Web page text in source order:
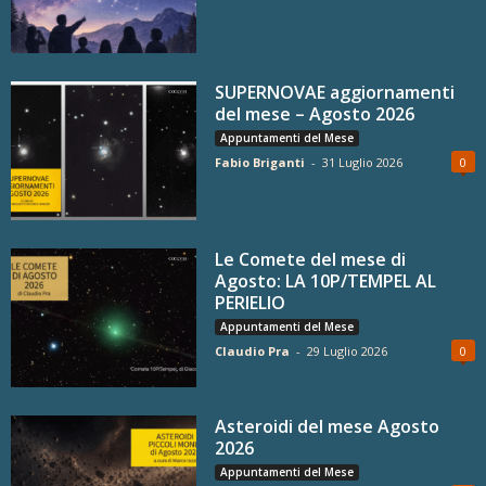
SUPERNOVAE aggiornamenti
del mese – Agosto 2026
Appuntamenti del Mese
Fabio Briganti - 31 Luglio 2026 0
Le Comete del mese di
Agosto: LA 10P/TEMPEL AL
PERIELIO
Appuntamenti del Mese
Claudio Pra - 29 Luglio 2026 0
Asteroidi del mese Agosto
2026
Appuntamenti del Mese